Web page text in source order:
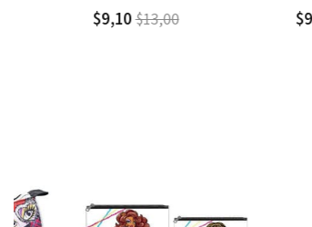
$9,10$13,00 $9,00